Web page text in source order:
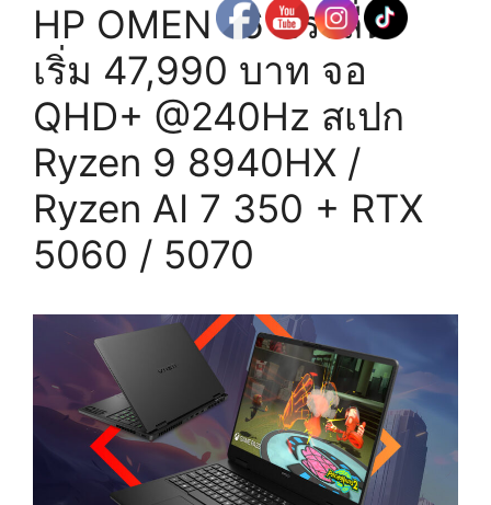
HP OMEN 16 แรงลื่น
เริ่ม 47,990 บาท จอ
QHD+ @240Hz สเปก
Ryzen 9 8940HX /
Ryzen AI 7 350 + RTX
5060 / 5070